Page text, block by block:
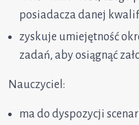
posiadacza danej
zyskuje umiejętność
zadań, aby osiągnąć
Nauczyciel:
ma do dyspozycji